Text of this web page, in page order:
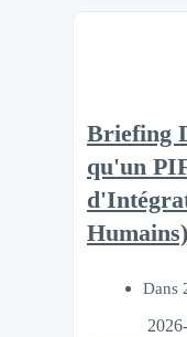
Briefing
qu'un
Dans